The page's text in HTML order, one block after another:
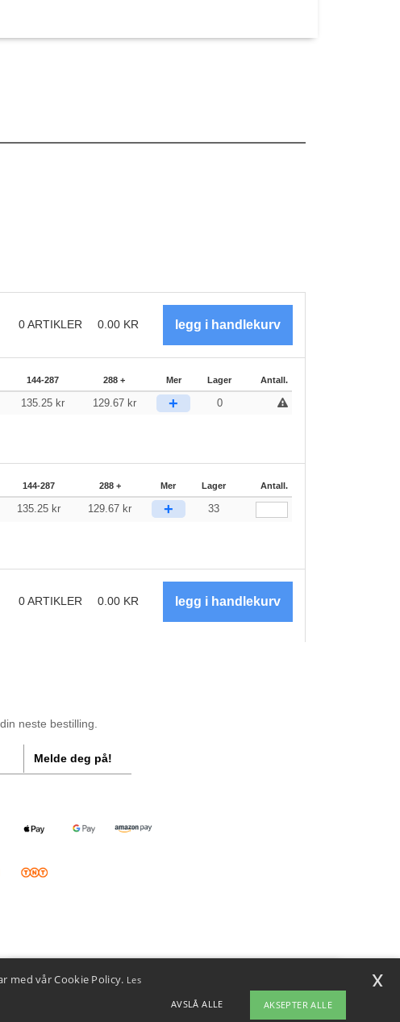
0ARTIKLER 0.00 KR
144-287 288 + Mer Lager Antall.
135.25 kr 129.67 kr + 0
144-287 288 + Mer Lager Antall.
135.25 kr 129.67 kr + 33
0ARTIKLER 0.00 KR
neste bestilling.
Melde deg på!
med vår Cookie Policy. Les
AVSLÅ ALLE AKSEPTER ALLE
x
👋 Hei
Hvis du har spørsmål eller bekymringer, kan du kontakte oss når som helst.